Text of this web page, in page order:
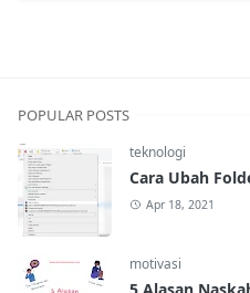
POPULAR POSTS
teknologi
Cara Ubah
Apr 18, 2021
motivasi
5 Alasan